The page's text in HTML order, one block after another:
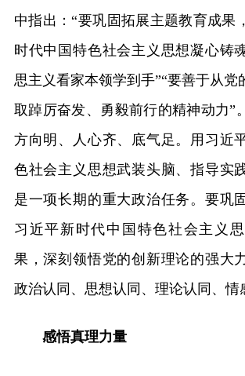
中指出：“要巩固拓展主题教育成果
时代中国特色社会主义思想凝心铸
思主义看家本领学到手”“要善于从党
取踔厉奋发、勇毅前行的精神动力”
方向明、人心齐、底气足。用习近
色社会主义思想武装头脑、指导实
是一项长期的重大政治任务。要巩
习近平新时代中国特色社会主义
果，深刻领悟党的创新理论的强大
政治认同、思想认同、理论认同、情
感悟真理力量